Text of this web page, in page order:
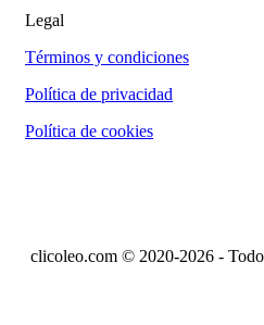
Legal
Términos y condiciones
Política de privacidad
Política de cookies
clicoleo.com © 2020-2026 -